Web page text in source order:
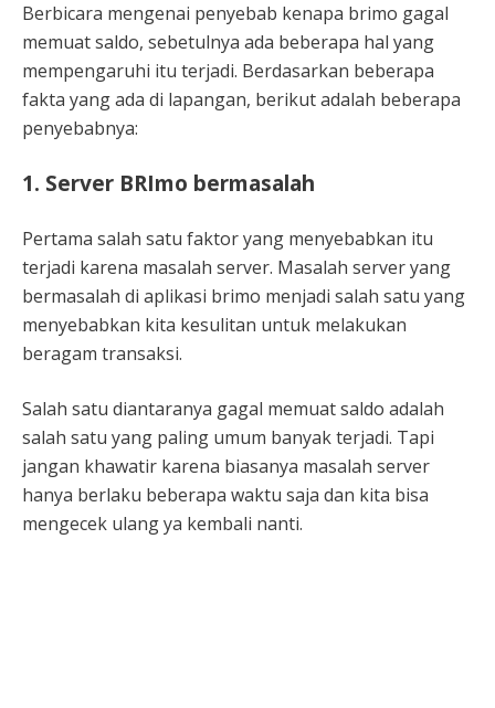
Berbicara mengenai penyebab kenapa brimo gagal
memuat saldo, sebetulnya ada beberapa hal yang
mempengaruhi itu terjadi. Berdasarkan beberapa
fakta yang ada di lapangan, berikut adalah beberapa
penyebabnya:
1. Server BRImo bermasalah
Pertama salah satu faktor yang menyebabkan itu
terjadi karena masalah server. Masalah server yang
bermasalah di aplikasi brimo menjadi salah satu yang
menyebabkan kita kesulitan untuk melakukan
beragam transaksi.
Salah satu diantaranya gagal memuat saldo adalah
salah satu yang paling umum banyak terjadi. Tapi
jangan khawatir karena biasanya masalah server
hanya berlaku beberapa waktu saja dan kita bisa
mengecek ulang ya kembali nanti.